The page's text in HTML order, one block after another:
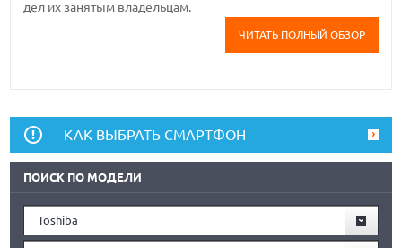
дел их занятым владельцам.
ЧИТАТЬ ПОЛНЫЙ ОБЗОР
КАК ВЫБРАТЬ СМАРТФОН
ПОИСК ПО МОДЕЛИ
Toshiba